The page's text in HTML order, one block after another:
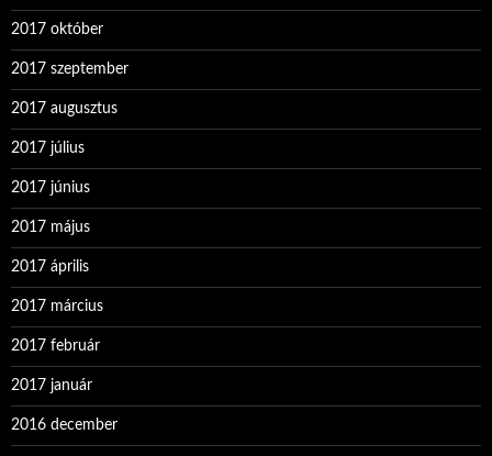
2017 október
2017 szeptember
2017 augusztus
2017 július
2017 június
2017 május
2017 április
2017 március
2017 február
2017 január
2016 december